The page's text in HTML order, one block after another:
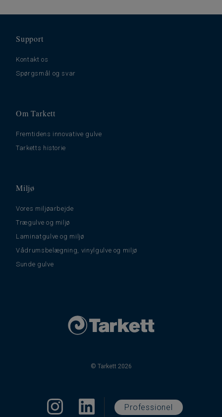
Support
Kontakt os
Spørgsmål og svar
Om Tarkett
Fremtidens innovative gulve
Tarketts historie
Miljø
Vores miljøarbejde
Trægulve og miljø
Laminatgulve og miljø
Vådrumsbelægning, vinylgulve og miljø
Sunde gulve
© Tarkett 2026
Professionel